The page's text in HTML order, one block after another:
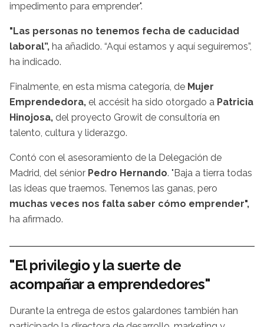
impedimento para emprender".
"Las personas no tenemos fecha de caducidad
laboral”, ha añadido. “Aquí estamos y aquí seguiremos”,
ha indicado.
Finalmente, en esta misma categoría, de Mujer
Emprendedora, el accésit ha sido otorgado a Patricia
Hinojosa, del proyecto Growit de consultoría en
talento, cultura y liderazgo.
Contó con el asesoramiento de la Delegación de
Madrid, del sénior Pedro Hernando. "Baja a tierra todas
las ideas que traemos. Tenemos las ganas, pero
muchas veces nos falta saber cómo emprender",
ha afirmado.
"El privilegio y la suerte de
acompañar a emprendedores"
Durante la entrega de estos galardones también han